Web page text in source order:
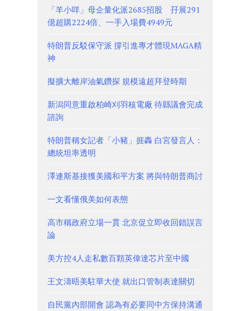
「羊小咩」母企量化派2685招股 孖展291
億超購2224倍、一手入場費4949元
特朗普反駁保守派 撐引進專才體現MAGA精
神
擬擴大離岸油氣鑽探 規模遠超拜登時期
新潟同意重啟柏崎刈羽核電廠 待縣議會完成
諮詢
特朗普稱女記者「小豬」捱轟 白宮發言人：
總統坦率透明
澤連斯基接獲美國和平方案 將與特朗普商討
一文看懂俄美如何表態
高市稱政府立場一貫 北京促立即收回錯誤言
論
美方控4人走私數百顆英偉達芯片至中國
王文濤晤美駐華大使 就出口管制表達關切
自民黨內部開會 認為有必要同中方保持溝通